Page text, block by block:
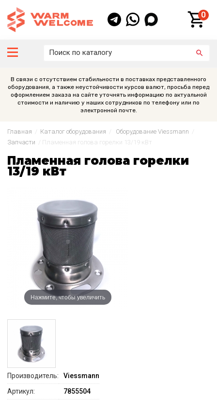
0
В связи с отсутствием стабильности в поставках представленного
оборудования, а также неустойчивости курсов валют, просьба перед
оформлением заказа на сайте уточнять информацию по актуальной
стоимости и наличию у наших сотрудников по телефону или по
электронной почте.
Главная Каталог оборудования Оборудование Viessmann
Запчасти
Пламенная голова горелки 13/19 кВт
Пламенная голова горелки
13/19 кВт
Нажмите, чтобы увеличить
Производитель:
Viessmann
Артикул:
7855504